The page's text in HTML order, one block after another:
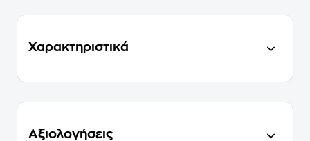
Χαρακτηριστικά
Αξιολογήσεις